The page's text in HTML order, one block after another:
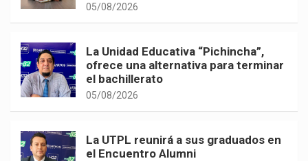
05/08/2026
La Unidad Educativa “Pichincha”,
ofrece una alternativa para terminar
el bachillerato
05/08/2026
La UTPL reunirá a sus graduados en
el Encuentro Alumni